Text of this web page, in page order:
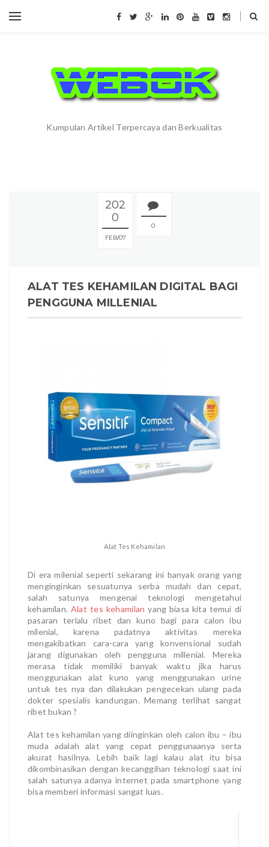
Kumpulan Artikel Terpercaya dan Berkualitas
202
0
FEB 07
0
ALAT TES KEHAMILAN DIGITAL BAGI
PENGGUNA MILLENIAL
Alat Tes Kehamilan
Di era milenial seperti sekarang ini banyak orang yang
menginginkan sesuatunya serba mudah dan cepat,
salah satunya mengenai teknologi mengetahui
kehamilan. Alat tes kehamilan yang biasa kita temui di
pasaran terlalu ribet dan kuno bagi para calon ibu
milenial, karena padatnya aktivitas mereka
mengakibatkan cara-cara yang konvensional sudah
jarang digunakan oleh pengguna millenial. Mereka
merasa tidak memiliki banyak waktu jika harus
menggunakan alat kuno yang menggunakan urine
untuk tes nya dan dilakukan pengecekan ulang pada
dokter spesialis kandungan. Memang terlihat sangat
ribet bukan ?
Alat tes kehamilan yang diinginkan oleh calon ibu – ibu
muda adalah alat yang cepat penggunaanya serta
akurat hasilnya. Lebih baik lagi kalau alat itu bisa
dikombinasikan dengan kecanggihan teknologi saat ini
salah satunya adanya internet pada smartphone yang
bisa memberi informasi sangat luas.